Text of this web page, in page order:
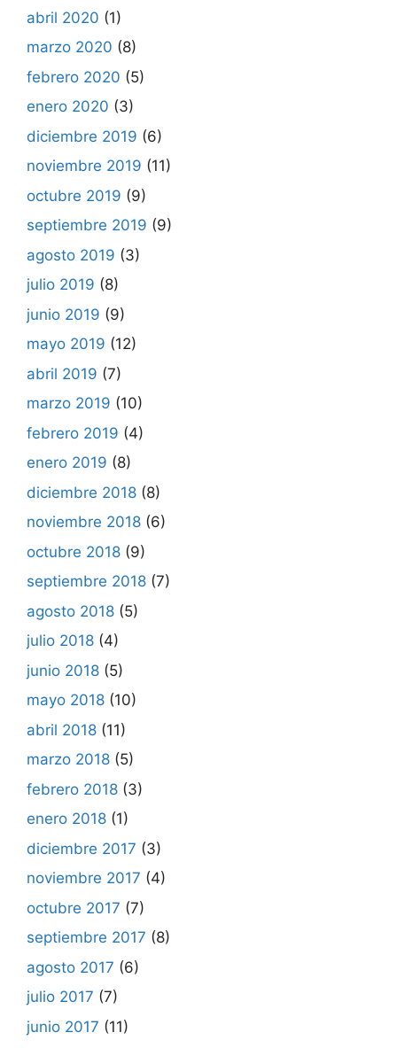
abril 2020 (1)
marzo 2020 (8)
febrero 2020 (5)
enero 2020 (3)
diciembre 2019 (6)
noviembre 2019 (11)
octubre 2019 (9)
septiembre 2019 (9)
agosto 2019 (3)
julio 2019 (8)
junio 2019 (9)
mayo 2019 (12)
abril 2019 (7)
marzo 2019 (10)
febrero 2019 (4)
enero 2019 (8)
diciembre 2018 (8)
noviembre 2018 (6)
octubre 2018 (9)
septiembre 2018 (7)
agosto 2018 (5)
julio 2018 (4)
junio 2018 (5)
mayo 2018 (10)
abril 2018 (11)
marzo 2018 (5)
febrero 2018 (3)
enero 2018 (1)
diciembre 2017 (3)
noviembre 2017 (4)
octubre 2017 (7)
septiembre 2017 (8)
agosto 2017 (6)
julio 2017 (7)
junio 2017 (11)